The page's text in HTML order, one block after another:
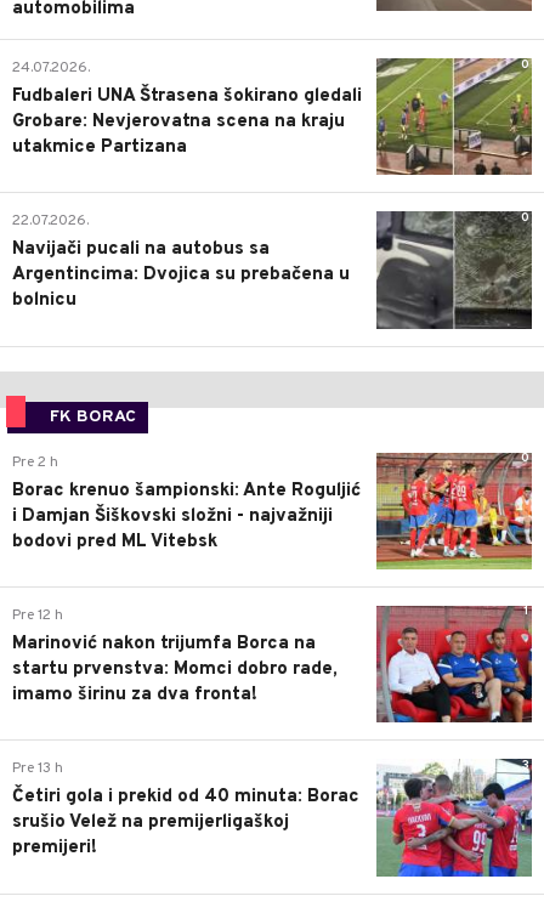
automobilima
0
24.07.2026.
Fudbaleri UNA Štrasena šokirano gledali
Grobare: Nevjerovatna scena na kraju
utakmice Partizana
0
22.07.2026.
Navijači pucali na autobus sa
Argentincima: Dvojica su prebačena u
bolnicu
FK BORAC
0
Pre 2 h
Borac krenuo šampionski: Ante Roguljić
i Damjan Šiškovski složni - najvažniji
bodovi pred ML Vitebsk
1
Pre 12 h
Marinović nakon trijumfa Borca na
startu prvenstva: Momci dobro rade,
imamo širinu za dva fronta!
3
Pre 13 h
Četiri gola i prekid od 40 minuta: Borac
srušio Velež na premijerligaškoj
premijeri!